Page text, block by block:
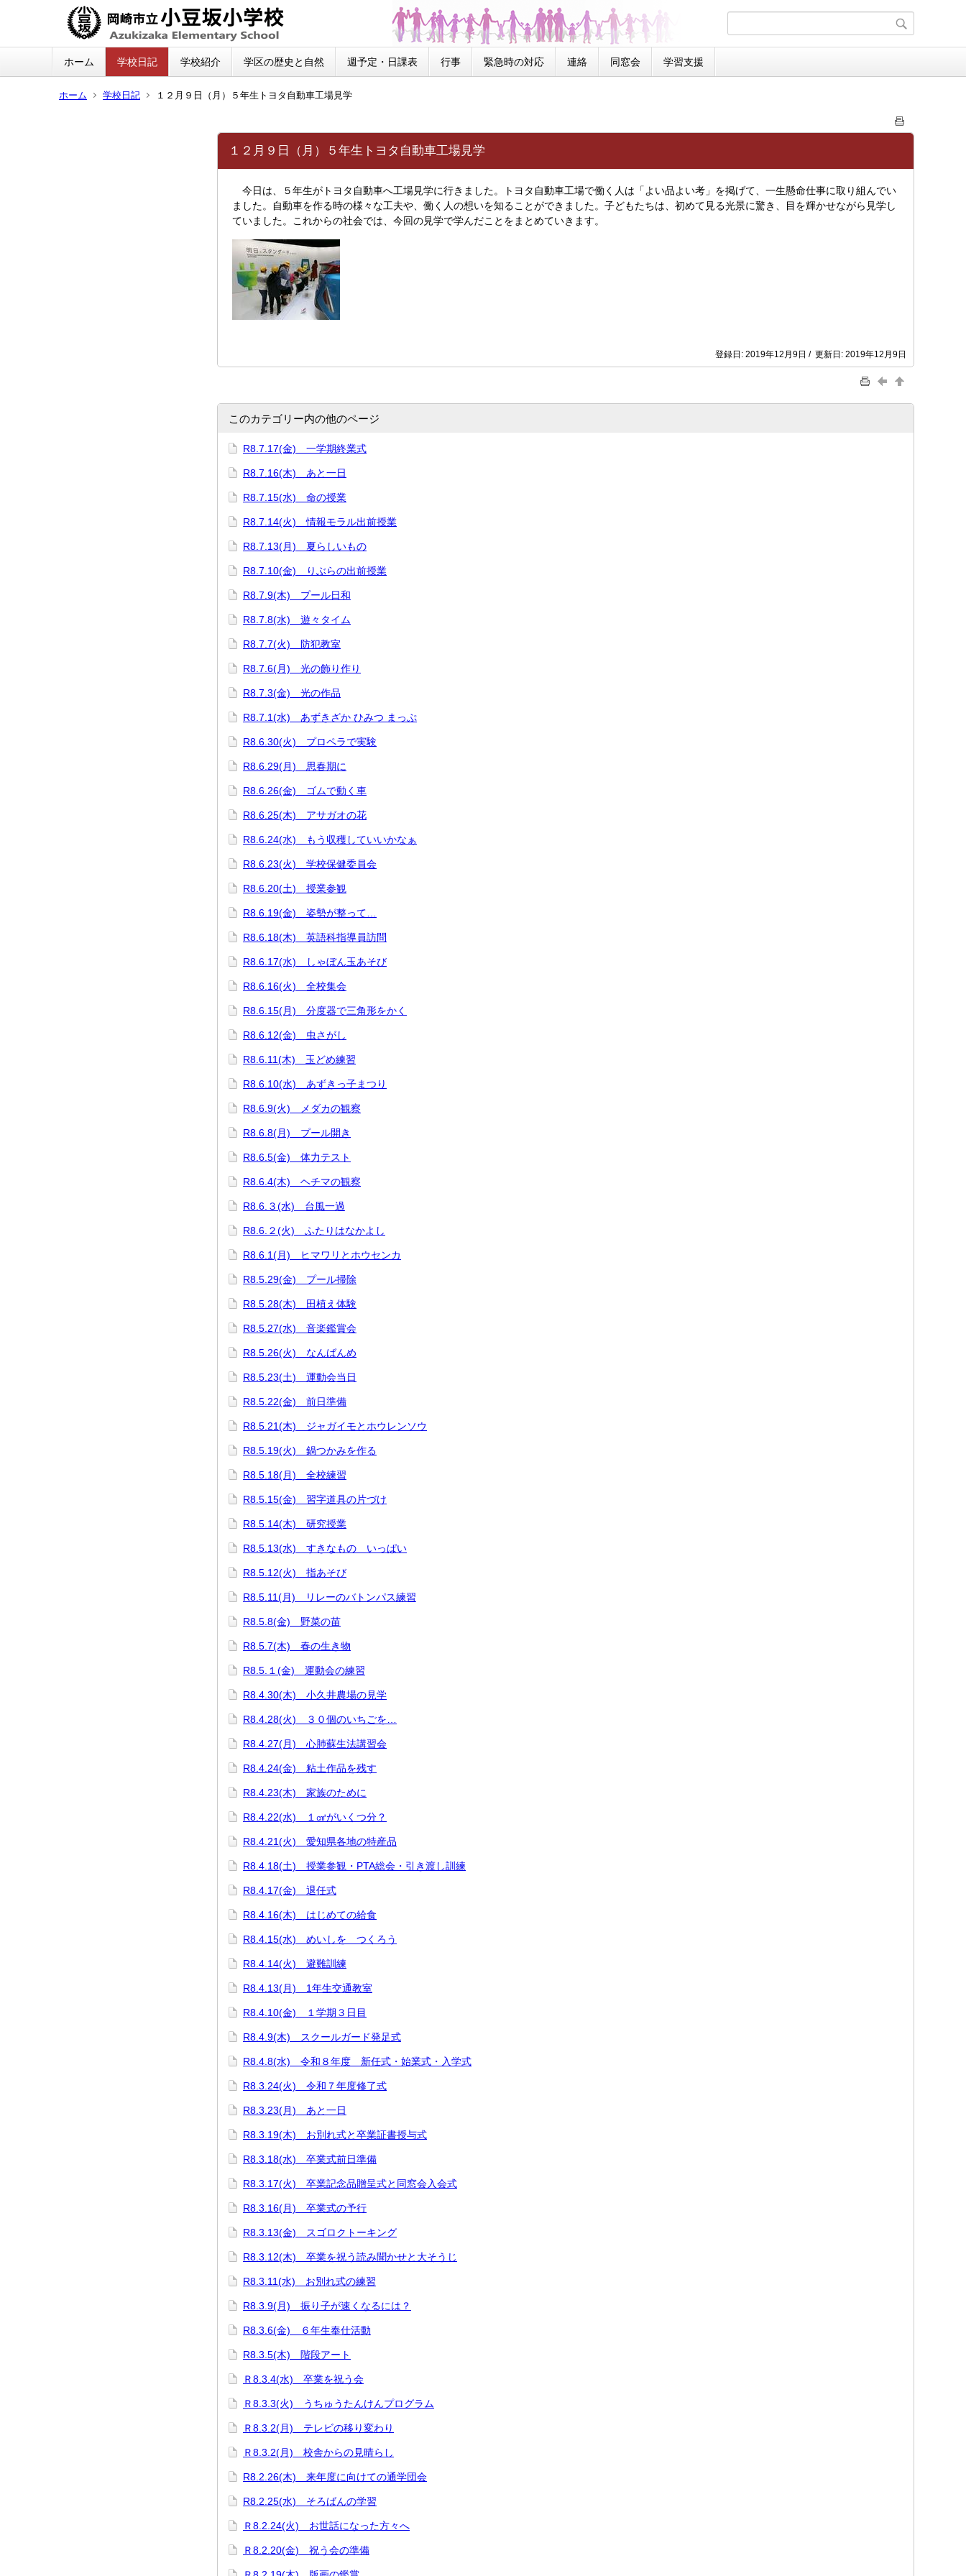
ホーム 学校日記 学校紹介 学区の歴史と自然 週予定・日課表 行事 緊急時の対応 連絡 同窓会 学習支援
ホーム 学校日記 １２月９日（月）５年生トヨタ自動車工場見学
１２月９日（月）５年生トヨタ自動車工場見学
今日は、５年生がトヨタ自動車へ工場見学に行きました。トヨタ自動車工場で働く人は「よい品よい考」を掲げて、一生懸命仕事に取り組んでい
ました。自動車を作る時の様々な工夫や、働く人の想いを知ることができました。子どもたちは、初めて見る光景に驚き、目を輝かせながら見学し
ていました。これからの社会では、今回の見学で学んだことをまとめていきます。
登録日: 2019年12月9日 / 更新日: 2019年12月9日
このカテゴリー内の他のページ
R8.7.17(金) 一学期終業式
R8.7.16(木) あと一日
R8.7.15(水) 命の授業
R8.7.14(火) 情報モラル出前授業
R8.7.13(月) 夏らしいもの
R8.7.10(金) りぶらの出前授業
R8.7.9(木) プール日和
R8.7.8(水) 遊々タイム
R8.7.7(火) 防犯教室
R8.7.6(月) 光の飾り作り
R8.7.3(金) 光の作品
R8.7.1(水) あずきざか ひみつ まっぷ
R8.6.30(火) プロペラで実験
R8.6.29(月) 思春期に
R8.6.26(金) ゴムで動く車
R8.6.25(木) アサガオの花
R8.6.24(水) もう収穫していいかなぁ
R8.6.23(火) 学校保健委員会
R8.6.20(土) 授業参観
R8.6.19(金) 姿勢が整って…
R8.6.18(木) 英語科指導員訪問
R8.6.17(水) しゃぼん玉あそび
R8.6.16(火) 全校集会
R8.6.15(月) 分度器で三角形をかく
R8.6.12(金) 虫さがし
R8.6.11(木) 玉どめ練習
R8.6.10(水) あずきっ子まつり
R8.6.9(火) メダカの観察
R8.6.8(月) プール開き
R8.6.5(金) 体力テスト
R8.6.4(木) ヘチマの観察
R8.6.３(水) 台風一過
R8.6.２(火) ふたりはなかよし
R8.6.1(月) ヒマワリとホウセンカ
R8.5.29(金) プール掃除
R8.5.28(木) 田植え体験
R8.5.27(水) 音楽鑑賞会
R8.5.26(火) なんばんめ
R8.5.23(土) 運動会当日
R8.5.22(金) 前日準備
R8.5.21(木) ジャガイモとホウレンソウ
R8.5.19(火) 鍋つかみを作る
R8.5.18(月) 全校練習
R8.5.15(金) 習字道具の片づけ
R8.5.14(木) 研究授業
R8.5.13(水) すきなもの いっぱい
R8.5.12(火) 指あそび
R8.5.11(月) リレーのバトンパス練習
R8.5.8(金) 野菜の苗
R8.5.7(木) 春の生き物
R8.5.１(金) 運動会の練習
R8.4.30(木) 小久井農場の見学
R8.4.28(火) ３０個のいちごを…
R8.4.27(月) 心肺蘇生法講習会
R8.4.24(金) 粘土作品を残す
R8.4.23(木) 家族のために
R8.4.22(水) １㎤がいくつ分？
R8.4.21(火) 愛知県各地の特産品
R8.4.18(土) 授業参観・PTA総会・引き渡し訓練
R8.4.17(金) 退任式
R8.4.16(木) はじめての給食
R8.4.15(水) めいしを つくろう
R8.4.14(火) 避難訓練
R8.4.13(月) 1年生交通教室
R8.4.10(金) １学期３日目
R8.4.9(木) スクールガード発足式
R8.4.8(水) 令和８年度 新任式・始業式・入学式
R8.3.24(火) 令和７年度修了式
R8.3.23(月) あと一日
R8.3.19(木) お別れ式と卒業証書授与式
R8.3.18(水) 卒業式前日準備
R8.3.17(火) 卒業記念品贈呈式と同窓会入会式
R8.3.16(月) 卒業式の予行
R8.3.13(金) スゴロクトーキング
R8.3.12(木) 卒業を祝う読み聞かせと大そうじ
R8.3.11(水) お別れ式の練習
R8.3.9(月) 振り子が速くなるには？
R8.3.6(金) ６年生奉仕活動
R8.3.5(木) 階段アート
Ｒ8.3.4(水) 卒業を祝う会
Ｒ8.3.3(火) うちゅうたんけんプログラム
Ｒ8.3.2(月) テレビの移り変わり
Ｒ8.3.2(月) 校舎からの見晴らし
R8.2.26(木) 来年度に向けての通学団会
R8.2.25(水) そろばんの学習
Ｒ8.2.24(火) お世話になった方々へ
Ｒ8.2.20(金) 祝う会の準備